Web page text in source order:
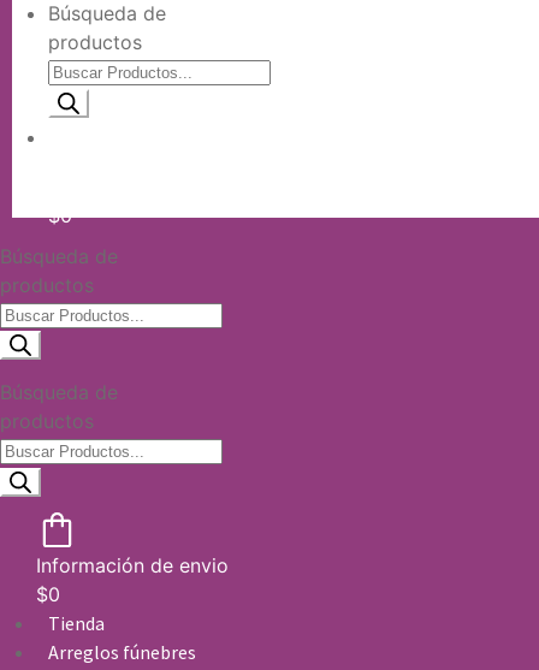
Búsqueda de
productos
$0
Búsqueda de
productos
Búsqueda de
productos
Información de envio
$0
Tienda
Arreglos fúnebres